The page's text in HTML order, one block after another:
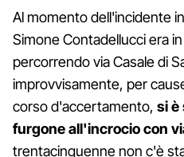
Al momento dell'incidente
Simone Contadellucci era
percorrendo via Casale di
improvvisamente, per
corso d'accertamento, si è
furgone all'incrocio con
trentacinquenne non c'è